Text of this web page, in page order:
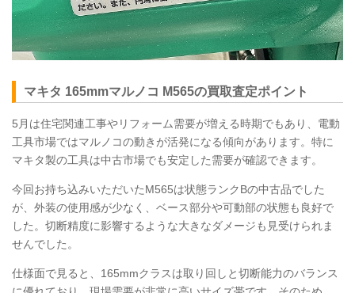
マキタ 165mmマルノコ M565の買取査定ポイント
5月は住宅関連工事やリフォーム需要が増える時期でもあり、電動
工具市場ではマルノコの動きが活発になる傾向があります。特に
マキタ製の工具は中古市場でも安定した需要が確認できます。
今回お持ち込みいただいたM565は状態ランクBの中古品でした
が、外装の使用感が少なく、ベース部分や可動部の状態も良好で
した。切断精度に影響するような大きなダメージも見受けられま
せんでした。
仕様面で見ると、165mmクラスは取り回しと切断能力のバランス